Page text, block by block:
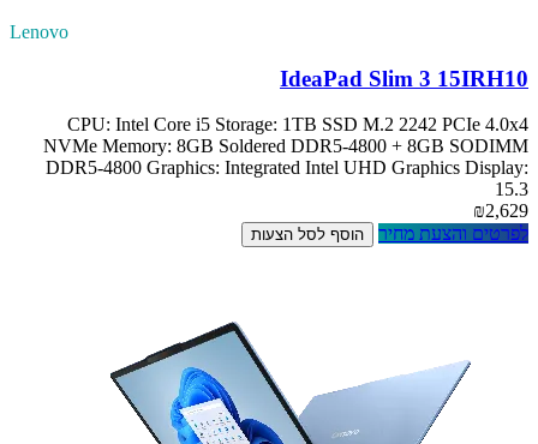
Lenovo
IdeaPad Slim 3 15IRH10
CPU: Intel Core i5 Storage: 1TB SSD M.2 2242 PCIe 4.0x4
NVMe Memory: 8GB Soldered DDR5-4800 + 8GB SODIMM
DDR5-4800 Graphics: Integrated Intel UHD Graphics Display:
15.3
₪2,629
לפרטים והצעת מחיר
הוסף לסל הצעות